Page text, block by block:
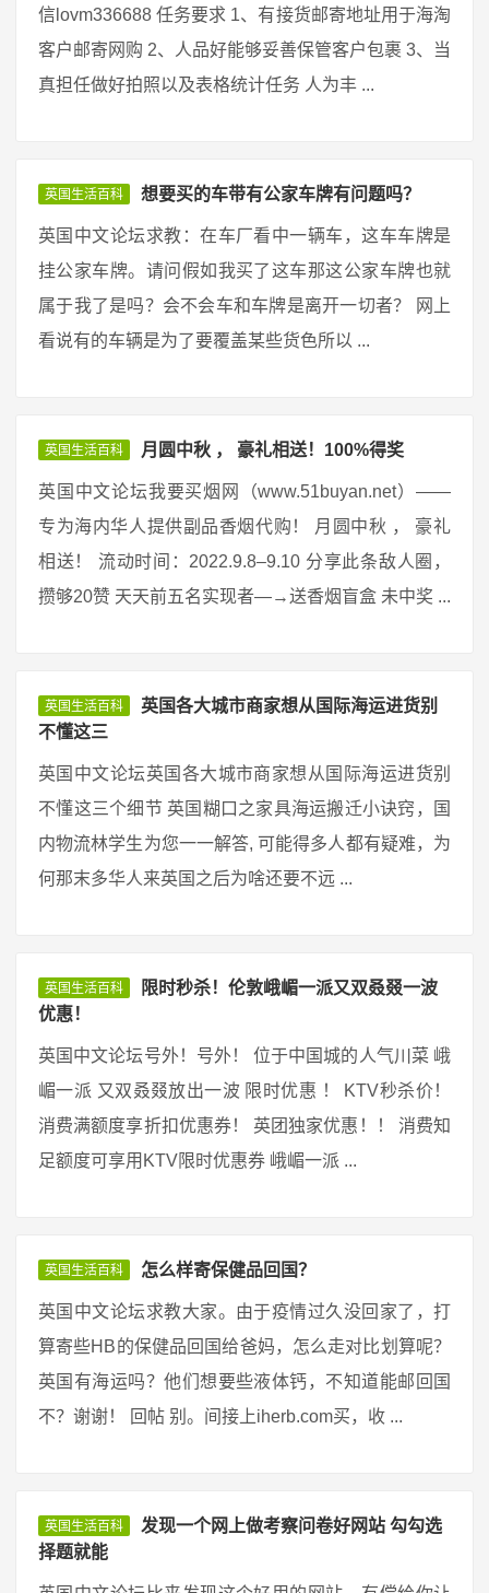
信lovm336688 任务要求 1、有接货邮寄地址用于海淘
客户邮寄网购 2、人品好能够妥善保管客户包裹 3、当
真担任做好拍照以及表格统计任务 人为丰 ...
英国生活百科 想要买的车带有公家车牌有问题吗？
英国中文论坛求教：在车厂看中一辆车，这车车牌是
挂公家车牌。请问假如我买了这车那这公家车牌也就
属于我了是吗？会不会车和车牌是离开一切者？ 网上
看说有的车辆是为了要覆盖某些货色所以 ...
英国生活百科 月圆中秋 ， 豪礼相送！100%得奖
英国中文论坛我要买烟网（www.51buyan.net）——
专为海内华人提供副品香烟代购！ 月圆中秋 ， 豪礼
相送！ 流动时间：2022.9.8–9.10 分享此条敌人圈，
攒够20赞 天天前五名实现者—→送香烟盲盒 未中奖 ...
英国生活百科
英国各大城市商家想从国际海运进货别
不懂这三
英国中文论坛英国各大城市商家想从国际海运进货别
不懂这三个细节 英国糊口之家具海运搬迁小诀窍，国
内物流林学生为您一一解答, 可能得多人都有疑难，为
何那末多华人来英国之后为啥还要不远 ...
英国生活百科
限时秒杀！伦敦峨嵋一派又双叒叕一波
优惠！
英国中文论坛号外！号外！ 位于中国城的人气川菜 峨
嵋一派 又双叒叕放出一波 限时优惠 ！ KTV秒杀价！
消费满额度享折扣优惠券！ 英团独家优惠！！ 消费知
足额度可享用KTV限时优惠券 峨嵋一派 ...
英国生活百科 怎么样寄保健品回国？
英国中文论坛求教大家。由于疫情过久没回家了，打
算寄些HB的保健品回国给爸妈，怎么走对比划算呢？
英国有海运吗？他们想要些液体钙，不知道能邮回国
不？谢谢！ 回帖 别。间接上iherb.com买，收 ...
英国生活百科
发现一个网上做考察问卷好网站 勾勾选
择题就能